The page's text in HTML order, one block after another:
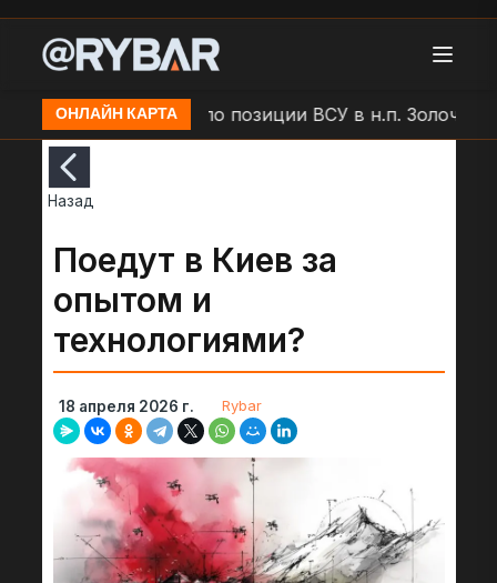
ОНЛАЙН КАРТА
БЛА "Молния" по позиции ВСУ в н.п. Золочев
Назад
Поедут в Киев за
опытом и
технологиями?
18 апреля 2026 г. Rybar